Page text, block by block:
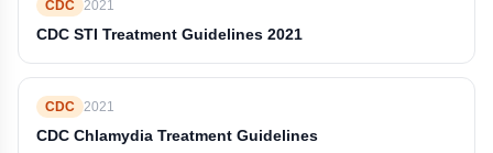
CDC 2021
CDC STI Treatment Guidelines 2021
CDC 2021
CDC Chlamydia Treatment Guidelines